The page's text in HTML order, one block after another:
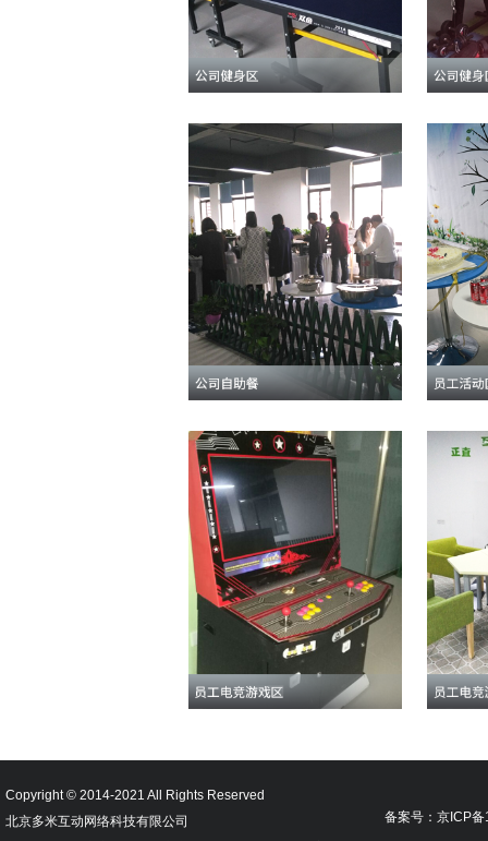
Copyright © 2014-2021 All Rights Reserved
北京多米互动网络科技有限公司
备案号：京ICP